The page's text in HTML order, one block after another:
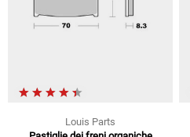
Louis Parts